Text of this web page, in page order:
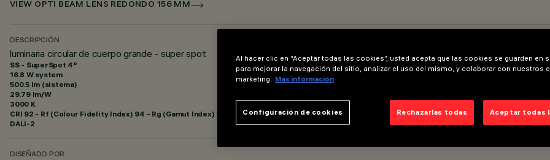
VIEW OPTI BEAM LENS REDONDO 156 MM
DESCRIPCIÓN
luminaria circular de cuerpo grande - super spot
SS - SuperSpot 4°
16.8 W system
500.5 lm (sistema)
29.79 lm/W
3000 K
CRI 92 - Rf (Colour Fidelity Index) 94 - Rg (Gamut Index) 100
DALI-2
DISEÑADO POR
Al hacer clic en “Aceptar todas las cookies”, usted acepta que las cookies se guarden en
para mejorar la navegación del sitio, analizar el uso del mismo, y colaborar con nuestros
marketing. Más información
Rechazarlas todas Aceptar todas
Configuración de cookies